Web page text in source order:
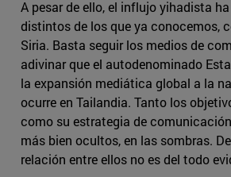
A pesar de ello, el influjo yihadista
distintos de los que ya conocemos,
Siria. Basta seguir los medios de
adivinar que el autodenominado
la expansión mediática global a la
ocurre en Tailandia. Tanto los
como su estrategia de
más bien ocultos, en las sombras.
relación entre ellos no es del todo